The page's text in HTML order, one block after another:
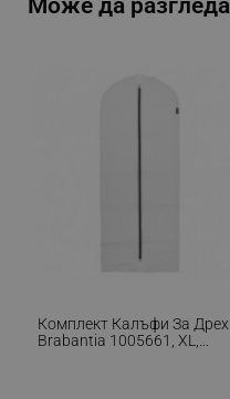
Комплект Калъфи За
Brabantia 1005661, XL,